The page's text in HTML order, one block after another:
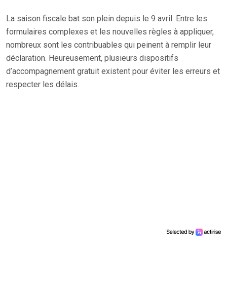
La saison fiscale bat son plein depuis le 9 avril. Entre les
formulaires complexes et les nouvelles règles à appliquer,
nombreux sont les contribuables qui peinent à remplir leur
déclaration. Heureusement, plusieurs dispositifs
d’accompagnement gratuit existent pour éviter les erreurs et
respecter les délais.